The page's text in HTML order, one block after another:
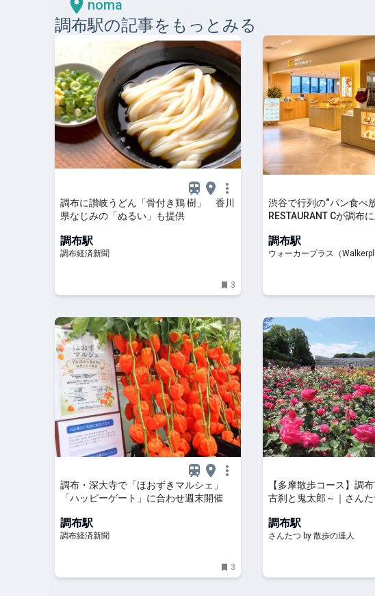
noma
調布駅の記事をもっとみる
調布に讃岐うどん「骨付き鶏 樹」 香川
県なじみの「ぬるい」も提供
調布駅
調布経済新聞
3
渋谷で行列の“パン食べ
RESTAURANT Cが調布
の日も！｜ウォーカープ
調布駅
ウォーカープラス（
調布・深大寺で「ほおずきマルシェ」
「ハッピーゲート」に合わせ週末開催
調布駅
調布経済新聞
3
【多摩散歩コース】調
古刹と鬼太郎～｜さん
調布駅
さんたつ by 散歩の達人